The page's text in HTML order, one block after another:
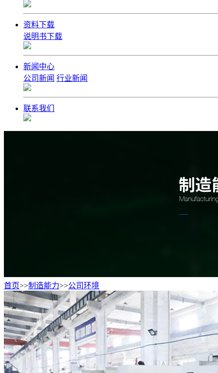
资料下载
说明书下载
新闻中心
公司新闻 行业新闻
联系我们
首页>>制造能力>>公司环境